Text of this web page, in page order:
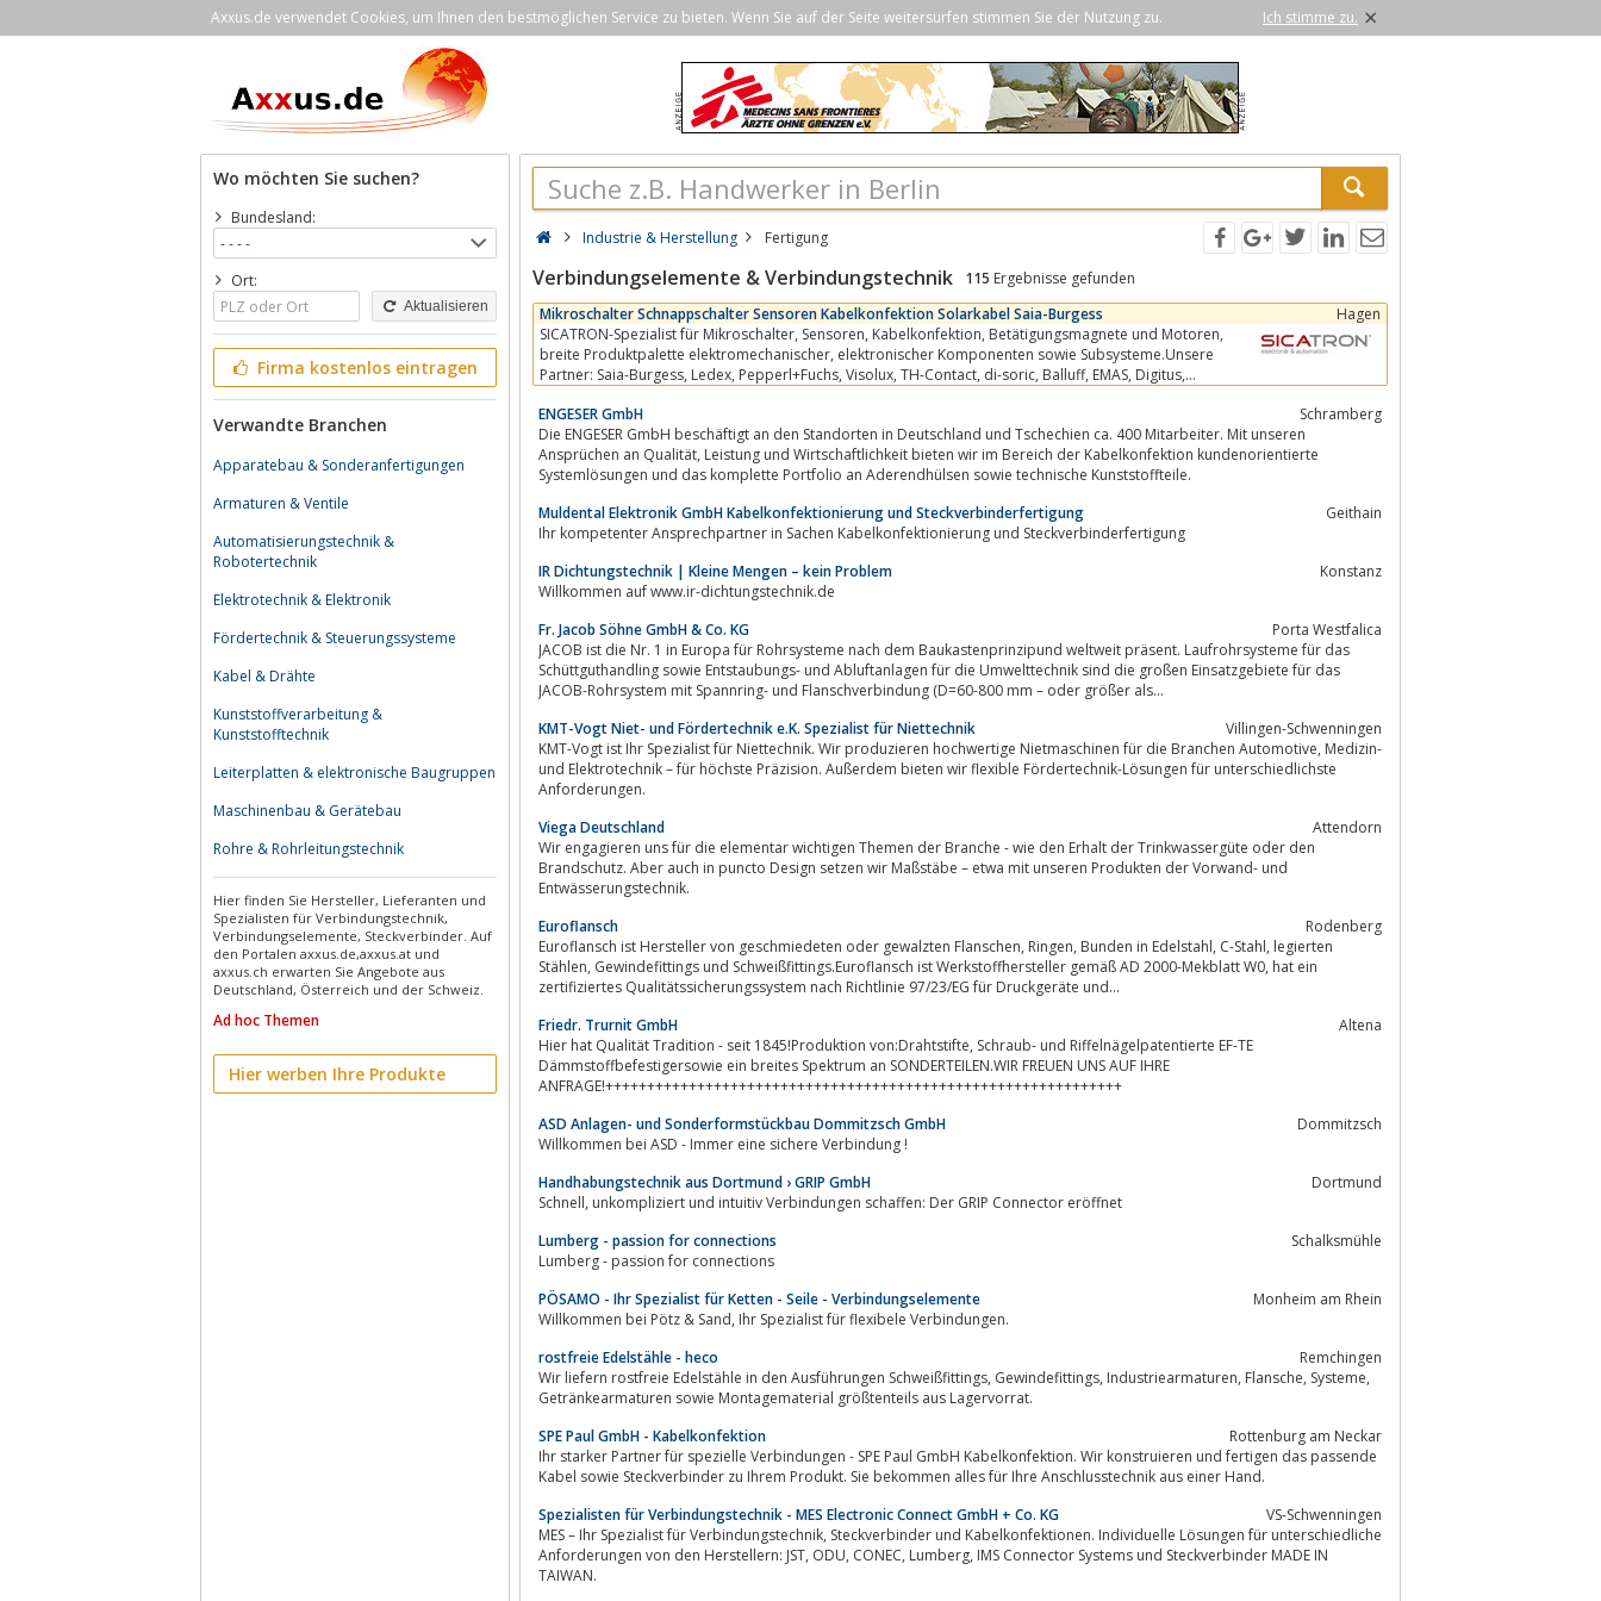
Axxus.de verwendet Cookies, um Ihnen den bestmöglichen Service zu bieten. Wenn Sie auf der Seite weitersurfen stimmen Sie der Nutzung zu. Ich stimme zu. ×
Wo möchten Sie suchen?
Bundesland:
Ort:
Aktualisieren
Firma kostenlos eintragen
Verwandte Branchen
Apparatebau & Sonderanfertigungen
Armaturen & Ventile
Automatisierungstechnik &
Robotertechnik
Elektrotechnik & Elektronik
Fördertechnik & Steuerungssysteme
Kabel & Drähte
Kunststoffverarbeitung &
Kunststofftechnik
Leiterplatten & elektronische Baugruppen
Maschinenbau & Gerätebau
Rohre & Rohrleitungstechnik
Hier finden Sie Hersteller, Lieferanten und
Spezialisten für Verbindungstechnik,
Verbindungselemente, Steckverbinder. Auf
den Portalen axxus.de,axxus.at und
axxus.ch erwarten Sie Angebote aus
Deutschland, Österreich und der Schweiz.
Ad hoc Themen
Hier werben Ihre Produkte
Industrie & Herstellung Fertigung
Verbindungselemente & Verbindungstechnik 115 Ergebnisse gefunden
Mikroschalter Schnappschalter Sensoren Kabelkonfektion Solarkabel Saia-Burgess
Hagen
SICATRON-Spezialist für Mikroschalter, Sensoren, Kabelkonfektion, Betätigungsmagnete und Motoren,
breite Produktpalette elektromechanischer, elektronischer Komponenten sowie Subsysteme.Unsere
Partner: Saia-Burgess, Ledex, Pepperl+Fuchs, Visolux, TH-Contact, di-soric, Balluff, EMAS, Digitus,
EN­GESER GmbH
Schram­berg
Die ENGESER GmbH beschäftigt an den Standorten in Deutschland und Tschechien ca. 400 Mitarbeiter. Mit unseren
Ansprüchen an Qualität, Leistung und Wirtschaftlichkeit bieten wir im Bereich der Kabelkonfektion kundenorientierte
Systemlösungen und das komplette Portfolio an Aderendhülsen sowie technische Kunststoffteile.
Muldental Elektronik GmbH Kabelkonfektionierung und Steckverbinderfertigung
Geithain
Ihr kompetenter Ansprechpartner in Sachen Kabelkonfektionierung und Steckverbinderfertigung
IR Dichtungstechnik | Kleine Mengen – kein Problem
Konstanz
Willkommen auf www.ir-dichtungstechnik.de
Fr. Jacob Söhne GmbH & Co. KG
Porta Westfalica
JACOB ist die Nr. 1 in Europa für Rohrsysteme nach dem Baukastenprinzipund weltweit präsent. Laufrohrsysteme für das
Schüttguthandling sowie Entstaubungs- und Abluftanlagen für die Umwelttechnik sind die großen Einsatzgebiete für das
JACOB-Rohrsystem mit Spannring- und Flanschverbindung (D=60-800 mm – oder größer als...
KMT-Vogt Niet- und Fördertechnik e.K. Spezialist für Niettechnik
Villingen-Schwenningen
KMT-Vogt ist Ihr Spezialist für Niettechnik. Wir produzieren hochwertige Nietmaschinen für die Branchen Automotive, Medizin-
und Elektrotechnik – für höchste Präzision. Außerdem bieten wir flexible Fördertechnik-Lösungen für unterschiedlichste
Anforderungen.
Viega Deutschland
Attendorn
Wir engagieren uns für die elementar wichtigen Themen der Branche - wie den Erhalt der Trinkwassergüte oder den
Brandschutz. Aber auch in puncto Design setzen wir Maßstäbe – etwa mit unseren Produkten der Vorwand- und
Entwässerungstechnik.
Euroflansch
Rodenberg
Euroflansch ist Hersteller von geschmiedeten oder gewalzten Flanschen, Ringen, Bunden in Edelstahl, C-Stahl, legierten
Stählen, Gewindefittings und Schweißfittings.Euroflansch ist Werkstoffhersteller gemäß AD 2000-Mekblatt W0, hat ein
zertifiziertes Qualitätssicherungssystem nach Richtlinie 97/23/EG für Druckgeräte und...
Friedr. Trurnit GmbH
Altena
Hier hat Qualität Tradition - seit 1845!Produktion von:Drahtstifte, Schraub- und Riffelnägelpatentierte EF-TE
Dämmstoffbefestigersowie ein breites Spektrum an SONDERTEILEN.WIR FREUEN UNS AUF IHRE
ANFRAGE!++++++++++++++++++++++++++++++++++++++++++++++++++++++++++++++
ASD Anlagen- und Sonderformstückbau Dommitzsch GmbH
Dommitzsch
Willkommen bei ASD - Immer eine sichere Verbindung !
Handhabungstechnik aus Dortmund › GRIP GmbH
Dortmund
Schnell, unkompliziert und intuitiv Verbindungen schaffen: Der GRIP Connector eröffnet
Lumberg - passion for connections
Schalksmühle
Lumberg - passion for connections
PÖSAMO - Ihr Spezialist für Ketten - Seile - Verbindungselemente
Monheim am Rhein
Willkommen bei Pötz & Sand, Ihr Spezialist für flexibele Verbindungen.
rostfreie Edelstähle - heco
Remchingen
Wir liefern rostfreie Edelstähle in den Ausführungen Schweißfittings, Gewindefittings, Industriearmaturen, Flansche, Systeme,
Getränkearmaturen sowie Montagematerial größtenteils aus Lagervorrat.
SPE Paul GmbH - Kabelkonfektion
Rottenburg am Neckar
Ihr starker Partner für spezielle Verbindungen - SPE Paul GmbH Kabelkonfektion. Wir konstruieren und fertigen das passende
Kabel sowie Steckverbinder zu Ihrem Produkt. Sie bekommen alles für Ihre Anschlusstechnik aus einer Hand.
Spezialisten für Verbindungstechnik - MES Electronic Connect GmbH + Co. KG
VS-Schwenningen
MES – Ihr Spezialist für Verbindungstechnik, Steckverbinder und Kabelkonfektionen. Individuelle Lösungen für unterschiedliche
Anforderungen von den Herstellern: JST, ODU, CONEC, Lumberg, IMS Connector Systems und Steckverbinder MADE IN
TAIWAN.